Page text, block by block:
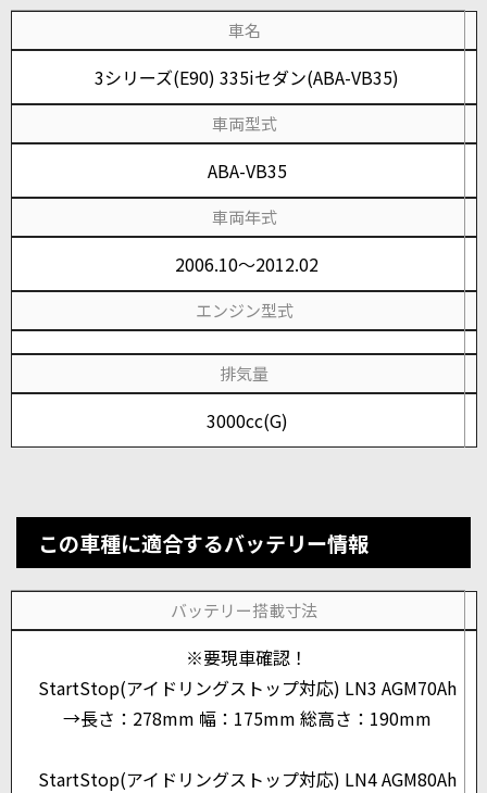
車名
3シリーズ(E90) 335iセダン(ABA-VB35)
車両型式
ABA-VB35
車両年式
2006.10～2012.02
エンジン型式
排気量
3000cc(G)
この車種に適合するバッテリー情報
バッテリー搭載寸法
※要現車確認！
StartStop(アイドリングストップ対応) LN3 AGM70Ah
→長さ：278mm 幅：175mm 総高さ：190mm
StartStop(アイドリングストップ対応) LN4 AGM80Ah